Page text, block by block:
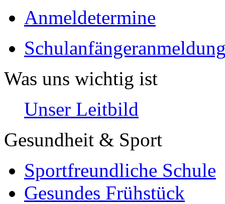
Anmeldetermine
Was uns wichtig ist
Unser Leitbild
Gesundheit & Sport
Sportfreundliche Schule
Gesundes Frühstück